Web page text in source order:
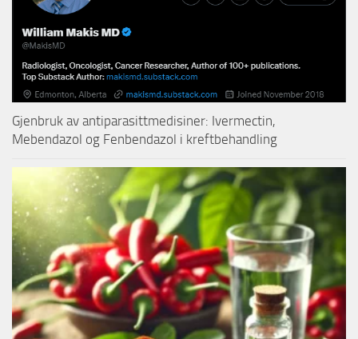
Gjenbruk av antiparasittmedisiner: Ivermectin,
Mebendazol og Fenbendazol i kreftbehandling